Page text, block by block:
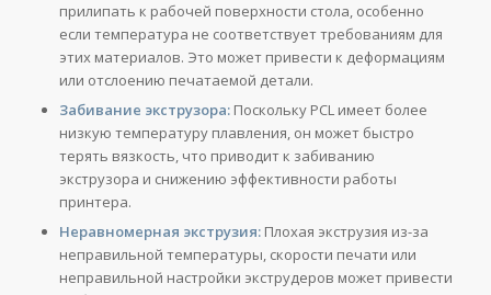
прилипать к рабочей поверхности стола, особенно
если температура не соответствует требованиям для
этих материалов. Это может привести к деформациям
или отслоению печатаемой детали.
Забивание экструзора:Поскольку PCL имеет более
низкую температуру плавления, он может быстро
терять вязкость, что приводит к забиванию
экструзора и снижению эффективности работы
принтера.
Неравномерная экструзия:Плохая экструзия из-за
неправильной температуры, скорости печати или
неправильной настройки экструдеров может привести